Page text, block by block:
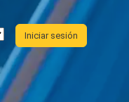
Iniciar sesión